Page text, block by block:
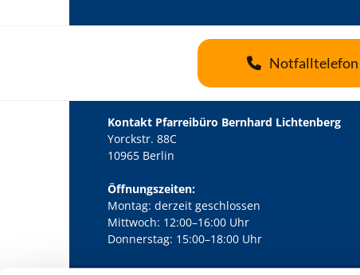
Notfalltelefon
Kontakt Pfarreibüro Bernhard Lichtenberg
Yorckstr. 88C
10965 Berlin
Öffnungszeiten:
Montag: derzeit geschlossen
Mittwoch: 12:00–16:00 Uhr
Donnerstag: 15:00–18:00 Uhr